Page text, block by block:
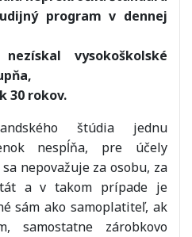
program v dennej
vysokoškolské
30 rokov.
štúdia jednu
nespĺňa, pre účely
nepovažuje za osobu, za
a v takom prípade je
sám ako samoplatiteľ, ak
samostatne zárobkovo